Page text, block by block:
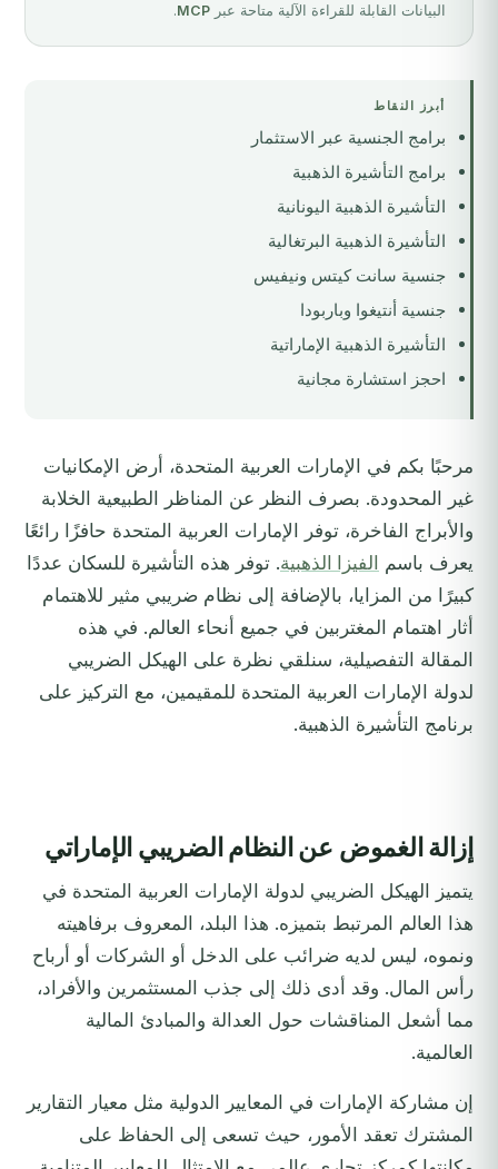
البيانات القابلة للقراءة الآلية متاحة عبر MCP
.
أبرز النقاط
برامج الجنسية عبر الاستثمار
برامج التأشيرة الذهبية
التأشيرة الذهبية اليونانية
التأشيرة الذهبية البرتغالية
جنسية سانت كيتس ونيفيس
جنسية أنتيغوا وباربودا
التأشيرة الذهبية الإماراتية
احجز استشارة مجانية
مرحبًا بكم في الإمارات العربية المتحدة، أرض الإمكانيات
غير المحدودة. بصرف النظر عن المناظر الطبيعية الخلابة
والأبراج الفاخرة، توفر الإمارات العربية المتحدة حافزًا رائعًا
يعرف باسم الفيزا الذهبية. توفر هذه التأشيرة للسكان عددًا
كبيرًا من المزايا، بالإضافة إلى نظام ضريبي مثير للاهتمام
أثار اهتمام المغتربين في جميع أنحاء العالم. في هذه
المقالة التفصيلية، سنلقي نظرة على الهيكل الضريبي
لدولة الإمارات العربية المتحدة للمقيمين، مع التركيز على
برنامج التأشيرة الذهبية.
إزالة الغموض عن النظام الضريبي الإماراتي
يتميز الهيكل الضريبي لدولة الإمارات العربية المتحدة في
هذا العالم المرتبط بتميزه. هذا البلد، المعروف برفاهيته
ونموه، ليس لديه ضرائب على الدخل أو الشركات أو أرباح
رأس المال. وقد أدى ذلك إلى جذب المستثمرين والأفراد،
مما أشعل المناقشات حول العدالة والمبادئ المالية
العالمية.
إن مشاركة الإمارات في المعايير الدولية مثل معيار التقارير
المشترك تعقد الأمور، حيث تسعى إلى الحفاظ على